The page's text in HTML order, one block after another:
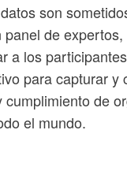
son
panel de
a los
para capturar y
cumplimiento de
el mundo.